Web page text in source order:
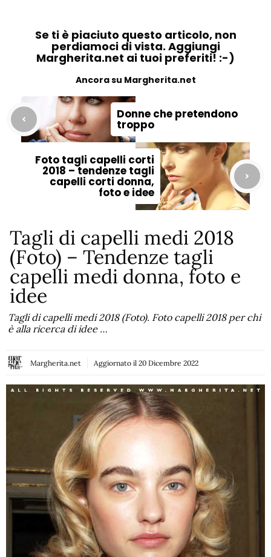
Se ti è piaciuto questo articolo, non
perdiamoci di vista. Aggiungi
Margherita.net ai tuoi preferiti! :-)
Ancora su Margherita.net
Donne che pretendono
troppo
Foto tagli capelli corti
2018 – tendenze tagli
capelli corti donna,
foto e idee
Tagli di capelli medi 2018
(Foto) – Tendenze tagli
capelli medi donna, foto e
idee
Tagli di capelli medi 2018 (Foto). Foto capelli 2018 per chi
è alla ricerca di idee …
Margherita.net Aggiornato il 20 Dicembre 2022